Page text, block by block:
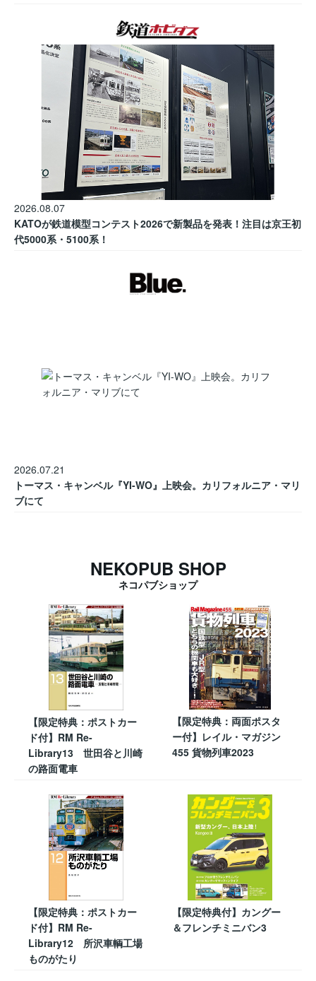
2026.08.07
KATOが鉄道模型コンテスト2026で新製品を発表！注目は京王初
代5000系・5100系！
2026.07.21
トーマス・キャンベル『YI-WO』上映会。カリフォルニア・マリ
ブにて
NEKOPUB SHOP
ネコパブショップ
【限定特典：ポストカー
ド付】RM Re-
Library13 世田谷と川崎
の路面電車
【限定特典：両面ポスタ
ー付】レイル・マガジン
455 貨物列車2023
【限定特典：ポストカー
ド付】RM Re-
Library12 所沢車輌工場
ものがたり
【限定特典付】カングー
＆フレンチミニバン3